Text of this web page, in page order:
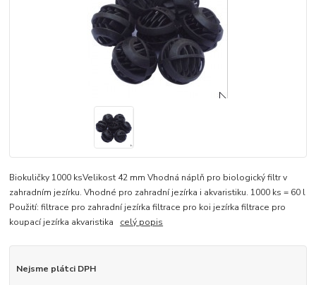
Biokuličky 1000 ksVelikost 42 mm Vhodná náplň pro biologický filtr v
zahradním jezírku. Vhodné pro zahradní jezírka i akvaristiku. 1000 ks = 60 l
Použití: filtrace pro zahradní jezírka filtrace pro koi jezírka filtrace pro
koupací jezírka akvaristika celý popis
Nejsme plátci DPH